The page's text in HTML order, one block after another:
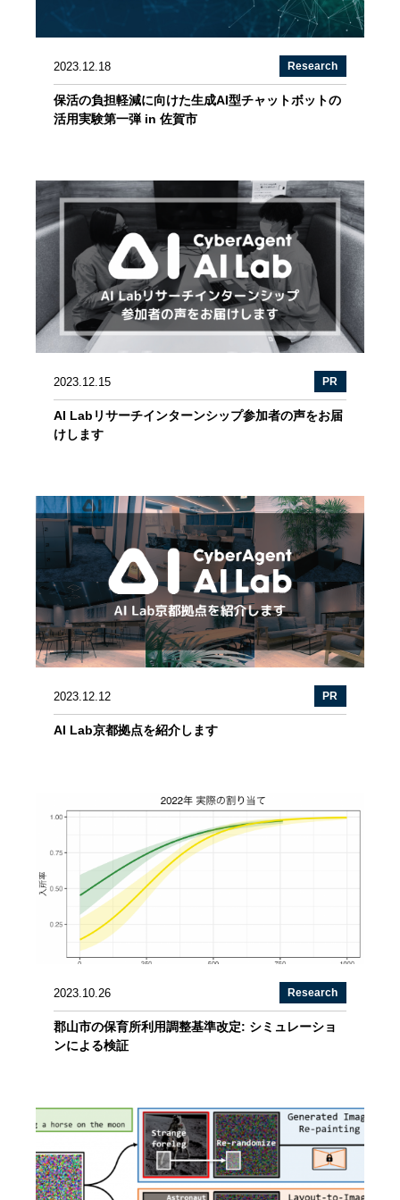
2023.12.18 Research
保活の負担軽減に向けた生成AI型チャットボットの
活用実験第一弾 in 佐賀市
2023.12.15 PR
AI Labリサーチインターンシップ参加者の声をお届
けします
2023.12.12 PR
AI Lab京都拠点を紹介します
2023.10.26 Research
郡山市の保育所利用調整基準改定: シミュレーショ
ンによる検証